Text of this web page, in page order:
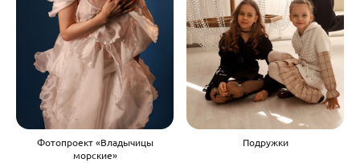
Фотопроект «Владычицы
морские»
Подружки